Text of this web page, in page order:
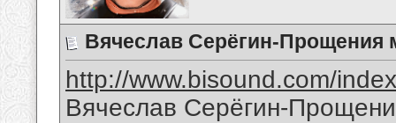
Вячеслав Серёгин-Прощения
http://www.bisound.com/
Вячеслав Серёгин-